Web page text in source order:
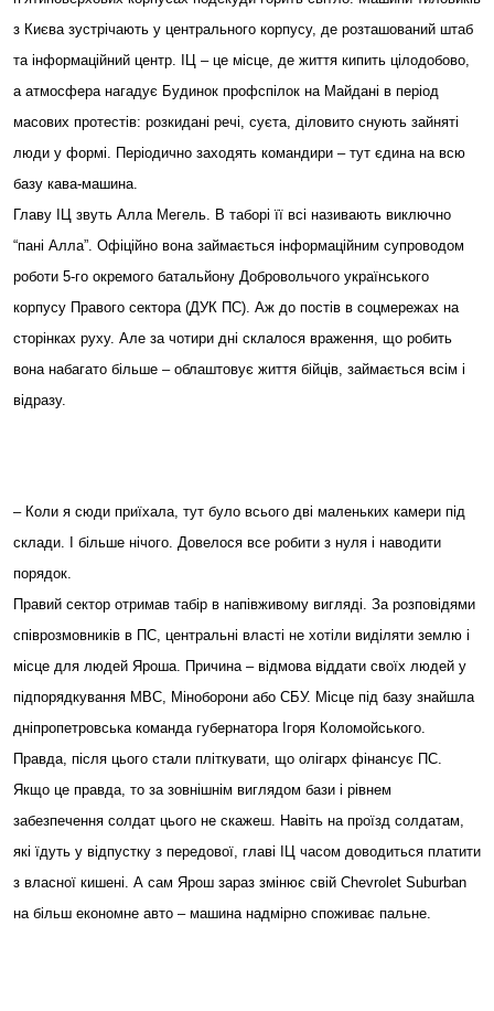
з Києва зустрічають у центрального корпусу, де розташований штаб
та інформаційний центр. ІЦ – це місце, де життя кипить цілодобово,
а атмосфера нагадує Будинок профспілок на Майдані в період
масових протестів: розкидані речі, суєта, діловито снують зайняті
люди у формі. Періодично заходять командири – тут єдина на всю
базу кава-машина.
Главу ІЦ звуть Алла Мегель. В таборі її всі називають виключно
“пані Алла”. Офіційно вона займається інформаційним супроводом
роботи 5-го окремого батальйону Добровольчого українського
корпусу Правого сектора (ДУК ПС). Аж до постів в соцмережах на
сторінках руху. Але за чотири дні склалося враження, що робить
вона набагато більше – облаштовує життя бійців, займається всім і
відразу.
– Коли я сюди приїхала, тут було всього дві маленьких камери під
склади. І більше нічого. Довелося все робити з нуля і наводити
порядок.
Правий сектор отримав табір в напівживому вигляді. За розповідями
співрозмовників в ПС, центральні власті не хотіли виділяти землю і
місце для людей Яроша. Причина – відмова віддати своїх людей у
підпорядкування МВС, Міноборони або СБУ. Місце під базу знайшла
дніпропетровська команда губернатора Ігоря Коломойського.
Правда, після цього стали пліткувати, що олігарх фінансує ПС.
Якщо це правда, то за зовнішнім виглядом бази і рівнем
забезпечення солдат цього не скажеш. Навіть на проїзд солдатам,
які їдуть у відпустку з передової, главі ІЦ часом доводиться платити
з власної кишені. А сам Ярош зараз змінює свій Chevrolet Suburban
на більш економне авто – машина надмірно споживає пальне.